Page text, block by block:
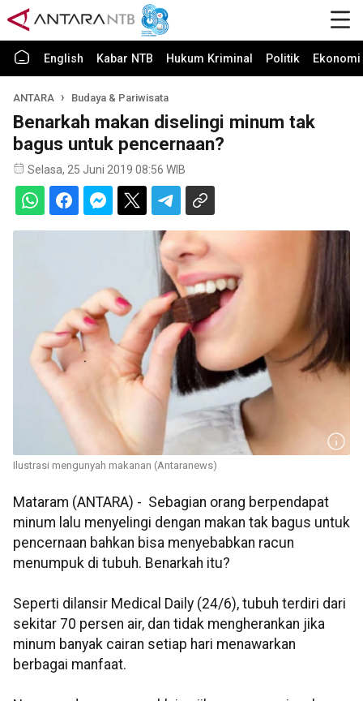
English Kabar NTB Hukum Kriminal Politik
ANTARA Budaya & Pariwisata
Benarkah makan diselingi minum tak
bagus untuk pencernaan?
Selasa, 25 Juni 2019 08:56 WIB
Ilustrasi mengunyah makanan (Antaranews)
Mataram (ANTARA) - Sebagian orang berpendapat
minum lalu menyelingi dengan makan tak bagus untuk
pencernaan bahkan bisa menyebabkan racun
menumpuk di tubuh. Benarkah itu?
Seperti dilansir Medical Daily (24/6), tubuh terdiri dari
sekitar 70 persen air, dan tidak mengherankan jika
minum banyak cairan setiap hari menawarkan
berbagai manfaat.